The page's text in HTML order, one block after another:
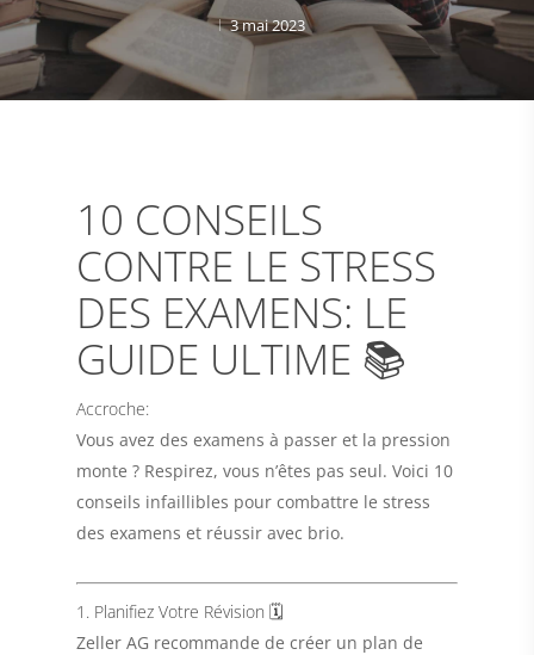
3 mai 2023
10 CONSEILS
CONTRE LE STRESS
DES EXAMENS: LE
GUIDE ULTIME 📚
Accroche:
Vous avez des examens à passer et la pression
monte ? Respirez, vous n’êtes pas seul. Voici 10
conseils infaillibles pour combattre le stress
des examens et réussir avec brio.
1. Planifiez Votre Révision 🗓️
Zeller AG recommande de créer un plan de